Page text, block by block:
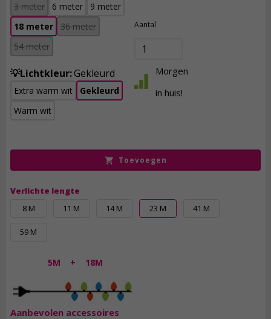
3 meter 6 meter
9 meter
18 meter
36 meter
54 meter
💡Lichtkleur:Gekleurd
Extra warm wit
Gekleurd
Warm wit
Aantal
Morgen
in huis!
Toevoegen
Verlichte lengte
8 M
11 M 14 M 23 M 41 M
59 M
5M + 18M
Aanbevolen accessoires